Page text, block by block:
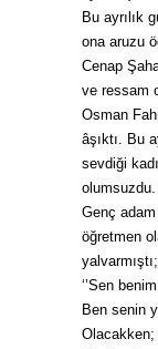
Bu ayrılık
ona aruzu
Cenap
ve ressam
Osman
âşıktı. Bu
sevdiği
olumsuzdu.
Genç adam
öğretmen
yalvarmıştı;
‘’Sen
Ben senin
Olacakken;